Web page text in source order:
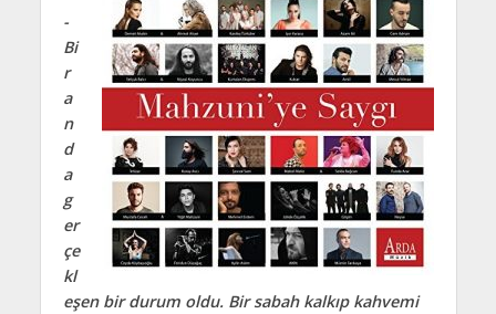
-
Bi
r
a
n
d
a
g
er
çe
kl
eşen bir durum oldu. Bir sabah kalkıp kahvemi